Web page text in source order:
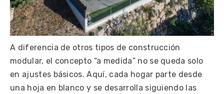
A diferencia de otros tipos de construcción
modular, el concepto “a medida” no se queda solo
en ajustes básicos. Aquí, cada hogar parte desde
una hoja en blanco y se desarrolla siguiendo las